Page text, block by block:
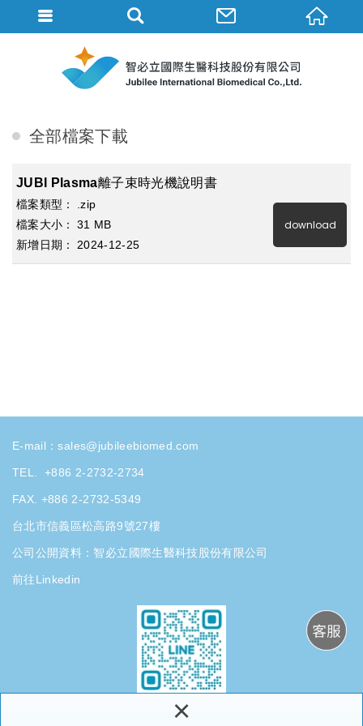
×
首頁 檔案下載
全部檔案下載
JUBI Plasma離子束時光機說明書
.zip
31 MB
2024 12 25
download
E-mail：sales@jubileebiomed.com
TEL.+886 2-2732-2734
FAX. +886 2-2732-5349
台北市信義區松高路9號27樓
公司公開資料： 智必立國際生醫科技股份有限公司
前往Linkedin